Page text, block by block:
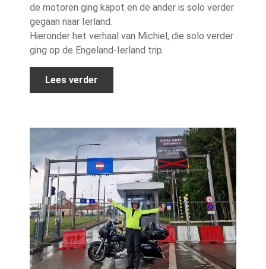
de motoren ging kapot en de ander is solo verder
gegaan naar Ierland.
Hieronder het verhaal van Michiel, die solo verder
ging op de Engeland-Ierland trip.
Lees verder